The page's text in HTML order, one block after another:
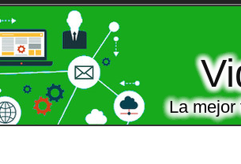
La mejor